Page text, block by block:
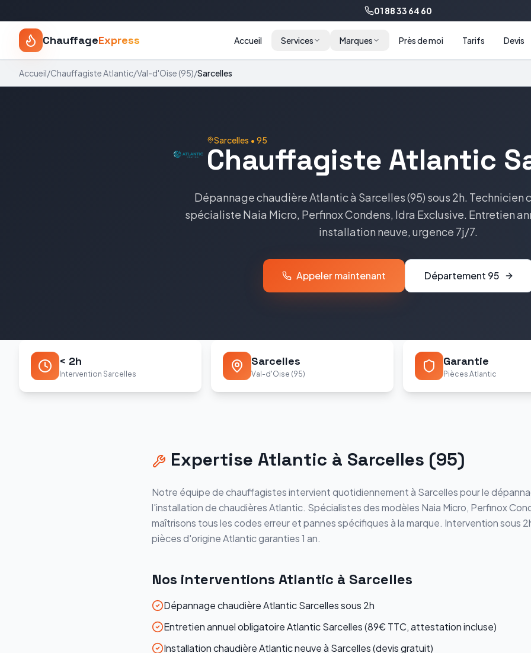
01 88 33 64 60
ChauffageExpress Accueil Services Marques Près de moi Tarifs Devis
Accueil/ChauffagisteAtlantic/Val-d'Oise (95)/Sarcelles
Sarcelles • 95
Chauffagiste Atlantic
Dépannage chaudièreAtlanticà Sarcelles(95) sous 2h. Technicien
spécialiste Naia Micro, Perfinox Condens, Idra Exclusive. Entretien
installation neuve, urgence 7j/7.
Appeler maintenant Département 95
< 2h
Intervention Sarcelles
Sarcelles
Val-d'Oise (95)
Garantie
Pièces Atlantic
Expertise Atlantic à Sarcelles (95)
Notre équipe de chauffagistes intervient quotidiennement à Sarcellespour le
l'installation de chaudièresAtlantic. Spécialistes des modèles Naia Micro, Perfinox
maîtrisons tous les codes erreur et pannes spécifiques à la marque. Intervention sous
pièces d'origineAtlanticgaranties 1 an.
Nos interventions Atlantic à Sarcelles
Dépannage chaudière Atlantic Sarcelles sous 2h
Entretien annuel obligatoire Atlantic Sarcelles (89€ TTC, attestation incluse)
Installation chaudière Atlantic neuve à Sarcelles (devis gratuit)